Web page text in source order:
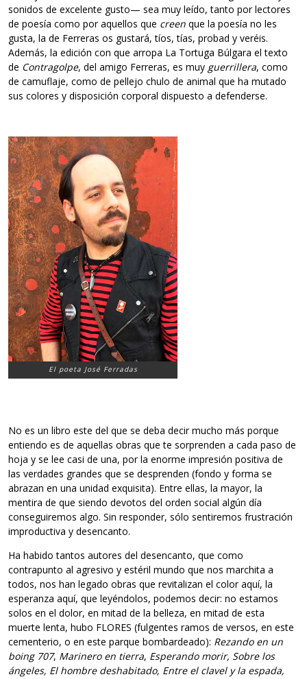
sonidos de excelente gusto— sea muy leído, tanto por lectores
de poesía como por aquellos que creen que la poesía no les
gusta, la de Ferreras os gustará, tíos, tías, probad y veréis.
Además, la edición con que arropa La Tortuga Búlgara el texto
de Contragolpe, del amigo Ferreras, es muy guerrillera, como
de camuflaje, como de pellejo chulo de animal que ha mutado
sus colores y disposición corporal dispuesto a defenderse.
El poeta José Ferradas
No es un libro este del que se deba decir mucho más porque
entiendo es de aquellas obras que te sorprenden a cada paso de
hoja y se lee casi de una, por la enorme impresión positiva de
las verdades grandes que se desprenden (fondo y forma se
abrazan en una unidad exquisita). Entre ellas, la mayor, la
mentira de que siendo devotos del orden social algún día
conseguiremos algo. Sin responder, sólo sentiremos frustración
improductiva y desencanto.
Ha habido tantos autores del desencanto, que como
contrapunto al agresivo y estéril mundo que nos marchita a
todos, nos han legado obras que revitalizan el color aquí, la
esperanza aquí, que leyéndolos, podemos decir: no estamos
solos en el dolor, en mitad de la belleza, en mitad de esta
muerte lenta, hubo FLORES (fulgentes ramos de versos, en este
cementerio, o en este parque bombardeado): Rezando en un
boing 707, Marinero en tierra, Esperando morir, Sobre los
ángeles, El hombre deshabitado, Entre el clavel y la espada,